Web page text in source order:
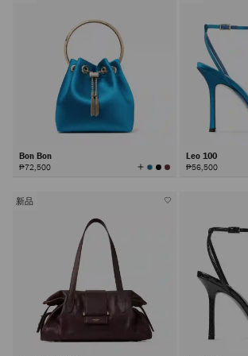
Bon Bon
₱72,500 查
看
Leo 100
₱56,500
新品